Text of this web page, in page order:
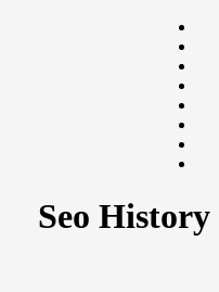
Seo History